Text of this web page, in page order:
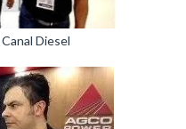
Diesel